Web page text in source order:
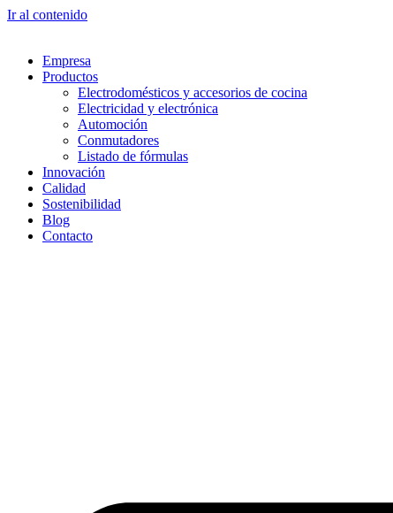
Ir al contenido
Empresa
Productos
Electrodomésticos y accesorios de cocina
Electricidad y electrónica
Automoción
Conmutadores
Listado de fórmulas
Innovación
Calidad
Sostenibilidad
Blog
Contacto